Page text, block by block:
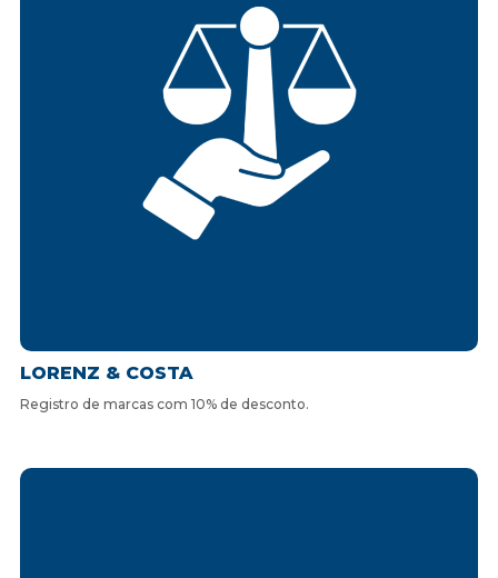
LORENZ & COSTA
Registro de marcas com 10% de desconto.